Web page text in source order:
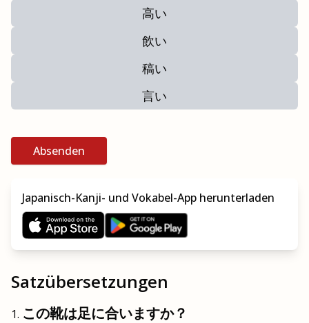
高い
飲い
稿い
言い
Absenden
Japanisch-Kanji- und Vokabel-App herunterladen
Satzübersetzungen
この靴は足に合いますか？